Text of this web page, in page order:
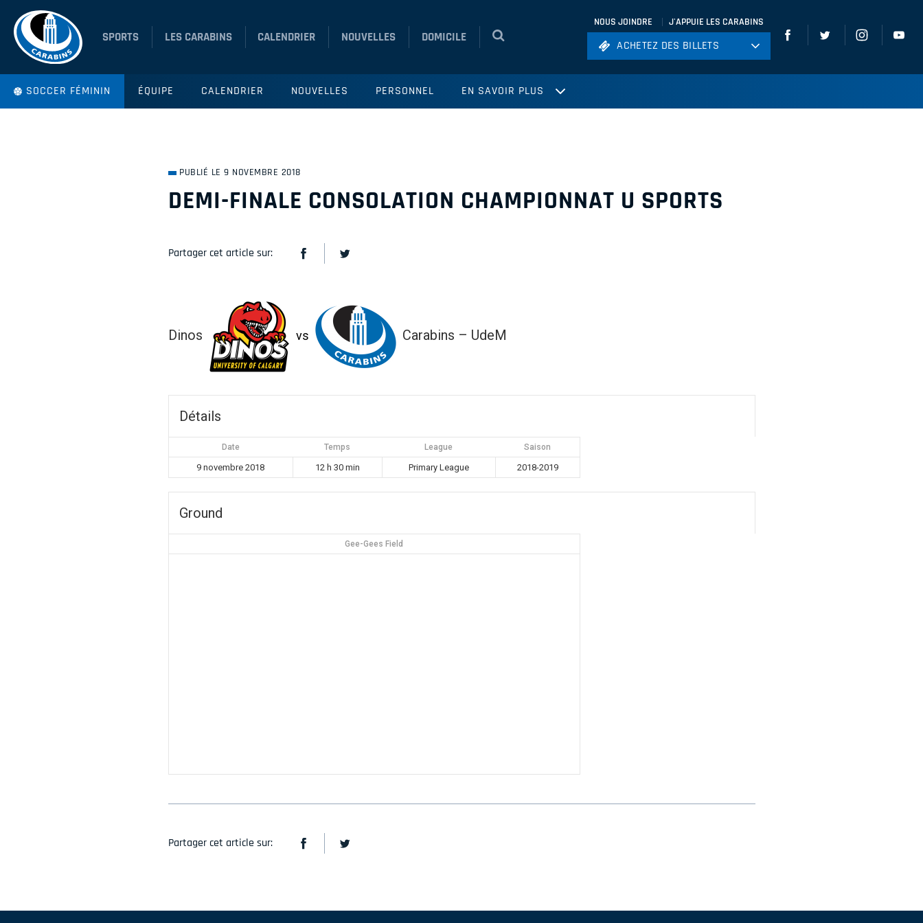
SPORTS LES CARABINS CALENDRIER NOUVELLES DOMICILE
NOUS JOINDRE J'APPUIE LES CARABINS
ACHETEZ DES BILLETS
ACHETEZ DES BILLETS
SOCCER FÉMININ ÉQUIPE CALENDRIER NOUVELLES PERSONNEL EN SAVOIR PLUS
PUBLIÉ LE 9 NOVEMBRE 2018
DEMI-FINALE CONSOLATION CHAMPIONNAT U SPORTS
Partager cet article sur:
Dinos vs Carabins – UdeM
Détails
Date Temps League Saison
9 novembre 2018 12 h 30 min Primary League 2018-2019
Ground
Gee-Gees Field
Partager cet article sur: